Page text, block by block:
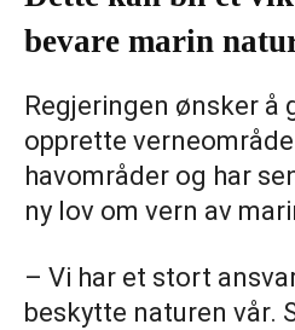
bevare marin
Regjeringen ønsker å
opprette
havområder og har
ny lov om vern av
– Vi har et stort
beskytte naturen vår.